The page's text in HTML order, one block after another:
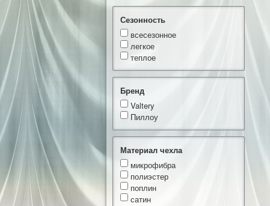
Сезонность
всесезонное
легкое
теплое
Бренд
Valtery
Пиллоу
Материал чехла
микрофибра
полиэстер
поплин
сатин